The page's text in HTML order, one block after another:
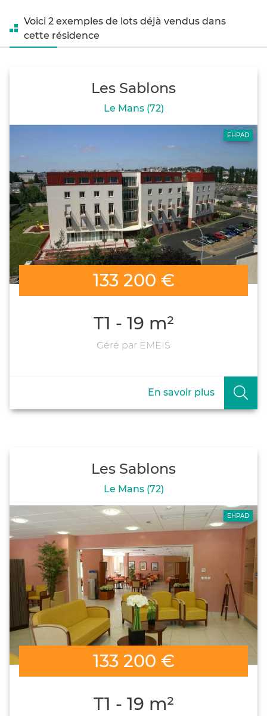
Voici 2 exemples de lots déjà vendus dans
cette résidence
Les Sablons
Le Mans (72)
EHPAD
133 200 €
T1 - 19 m²
Géré par EMEIS
En savoir plus
Les Sablons
Le Mans (72)
EHPAD
133 200 €
T1 - 19 m²